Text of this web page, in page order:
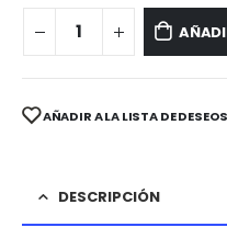
AÑADIR A LA LISTA DE DESEOS
DESCRIPCIÓN